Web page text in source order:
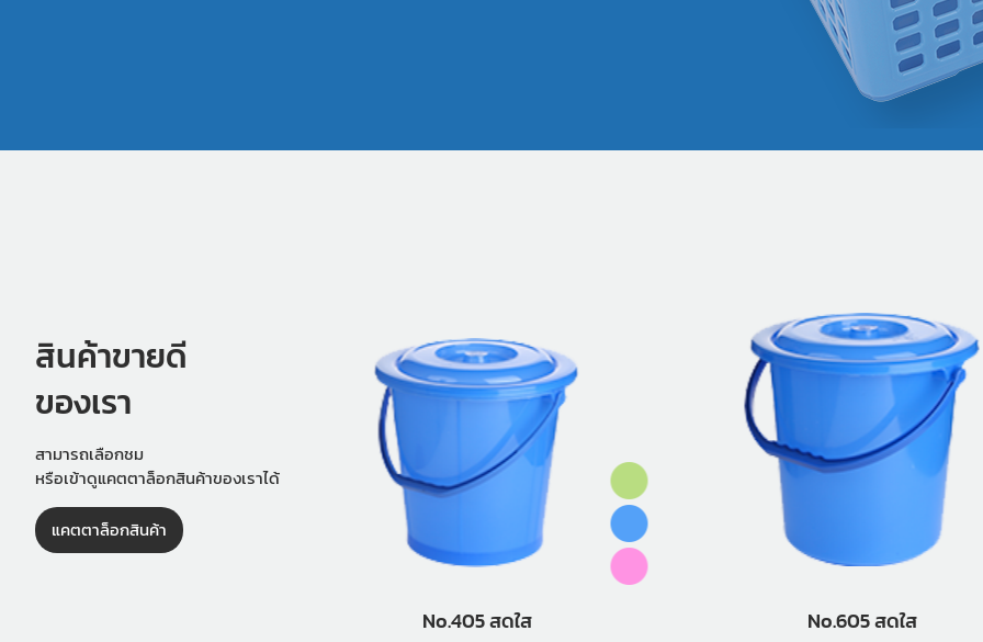
สินค้าขายดี
ของเรา
สามารถเลือกชม
หรือเข้าดูแคตตาล็อกสินค้าของเราได้
แคตตาล็อกสินค้า
No.405 สดใส No.605 สดใส